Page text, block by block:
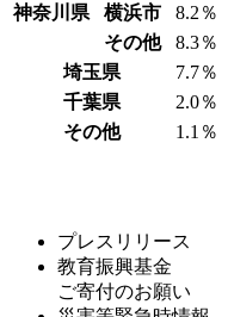
神奈川県
横浜市
8.2％
その他
8.3％
埼玉県
7.7％
千葉県
2.0％
その他
1.1％
プレスリリース
教育振興基金
ご寄付のお願い